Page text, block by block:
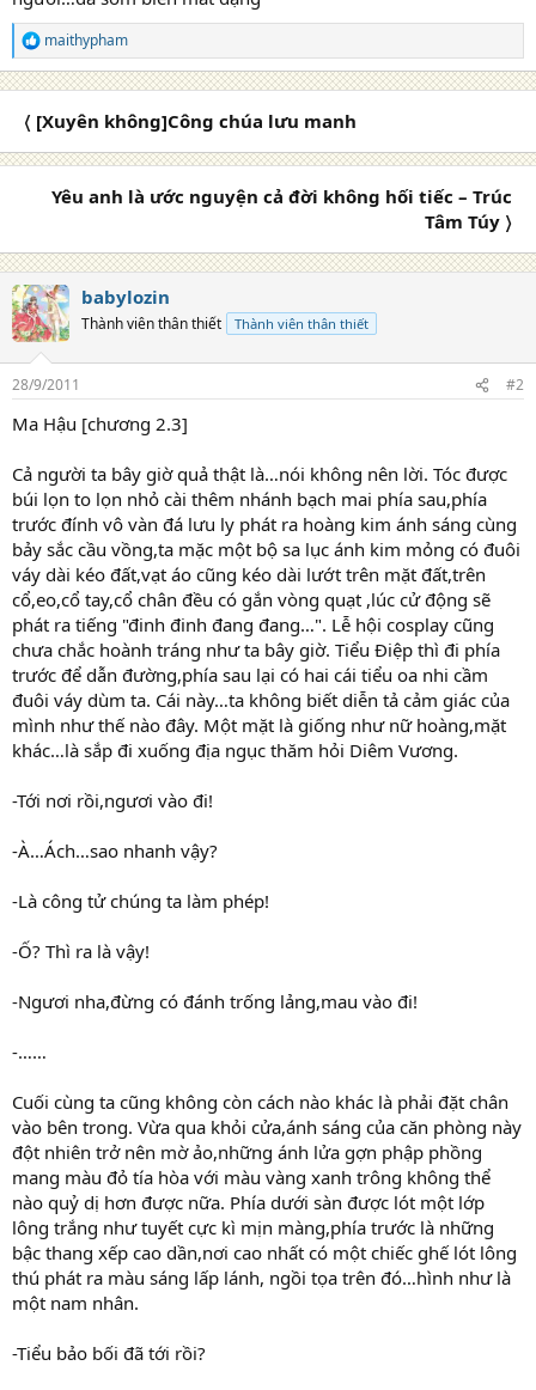
R
e
a
o
maithypham
〈 [Xuyên không]Công chúa lưu manh
Yêu anh là ước nguyện cả đời không hối tiếc – Trúc
Tâm Túy 〉
babylozin
Thành viên thân thiết Thành viên thân thiết
28/9/2011 #2
Ma Hậu [chương 2.3]
Cả người ta bây giờ quả thật là…nói không nên lời. Tóc được
búi lọn to lọn nhỏ cài thêm nhánh bạch mai phía sau,phía
trước đính vô vàn đá lưu ly phát ra hoàng kim ánh sáng cùng
bảy sắc cầu vồng,ta mặc một bộ sa lục ánh kim mỏng có đuôi
váy dài kéo đất,vạt áo cũng kéo dài lướt trên mặt đất,trên
cổ,eo,cổ tay,cổ chân đều có gắn vòng quạt ,lúc cử động sẽ
phát ra tiếng "đinh đinh đang đang…". Lễ hội cosplay cũng
chưa chắc hoành tráng như ta bây giờ. Tiểu Điệp thì đi phía
trước để dẫn đường,phía sau lại có hai cái tiểu oa nhi cầm
đuôi váy dùm ta. Cái này…ta không biết diễn tả cảm giác của
mình như thế nào đây. Một mặt là giống như nữ hoàng,mặt
khác…là sắp đi xuống địa ngục thăm hỏi Diêm Vương.
-Tới nơi rồi,ngươi vào đi!
-À…Ách…sao nhanh vậy?
-Là công tử chúng ta làm phép!
-Ố? Thì ra là vậy!
-Ngươi nha,đừng có đánh trống lảng,mau vào đi!
-……
Cuối cùng ta cũng không còn cách nào khác là phải đặt chân
vào bên trong. Vừa qua khỏi cửa,ánh sáng của căn phòng này
đột nhiên trở nên mờ ảo,những ánh lửa gợn phập phồng
mang màu đỏ tía hòa với màu vàng xanh trông không thể
nào quỷ dị hơn được nữa. Phía dưới sàn được lót một lớp
lông trắng như tuyết cực kì mịn màng,phía trước là những
bậc thang xếp cao dần,nơi cao nhất có một chiếc ghế lót lông
thú phát ra màu sáng lấp lánh, ngồi tọa trên đó…hình như là
một nam nhân.
-Tiểu bảo bối đã tới rồi?